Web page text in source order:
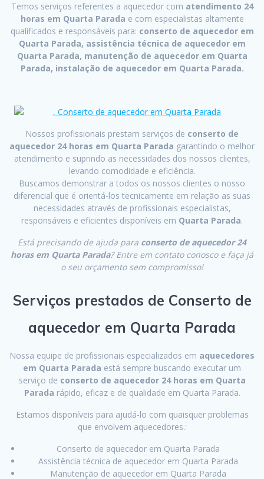
Temos serviços referentes a aquecedor com atendimento 24
horas em Quarta Parada e com especialistas altamente
qualificados e responsáveis para: conserto de aquecedor em
Quarta Parada, assistência técnica de aquecedor em
Quarta Parada, manutenção de aquecedor em Quarta
Parada, instalação de aquecedor em Quarta Parada.
Nossos profissionais prestam serviços de conserto de
aquecedor 24 horas em Quarta Parada garantindo o melhor
atendimento e suprindo as necessidades dos nossos clientes,
levando comodidade e eficiência.
Buscamos demonstrar a todos os nossos clientes o nosso
diferencial que é orientá-los tecnicamente em relação as suas
necessidades através de profissionais especialistas,
responsáveis e eficientes disponíveis em Quarta Parada.
Está precisando de ajuda para conserto de aquecedor 24
horas em Quarta Parada? Entre em contato conosco e faça já
o seu orçamento sem compromisso!
Serviços prestados de Conserto de
aquecedor em Quarta Parada
Nossa equipe de profissionais especializados em aquecedores
em Quarta Parada está sempre buscando executar um
serviço de conserto de aquecedor 24 horas em Quarta
Parada rápido, eficaz e de qualidade em Quarta Parada.
Estamos disponíveis para ajudá-lo com quaisquer problemas
que envolvem aquecedores.:
Conserto de aquecedor em Quarta Parada
Assistência técnica de aquecedor em Quarta Parada
Manutenção de aquecedor em Quarta Parada